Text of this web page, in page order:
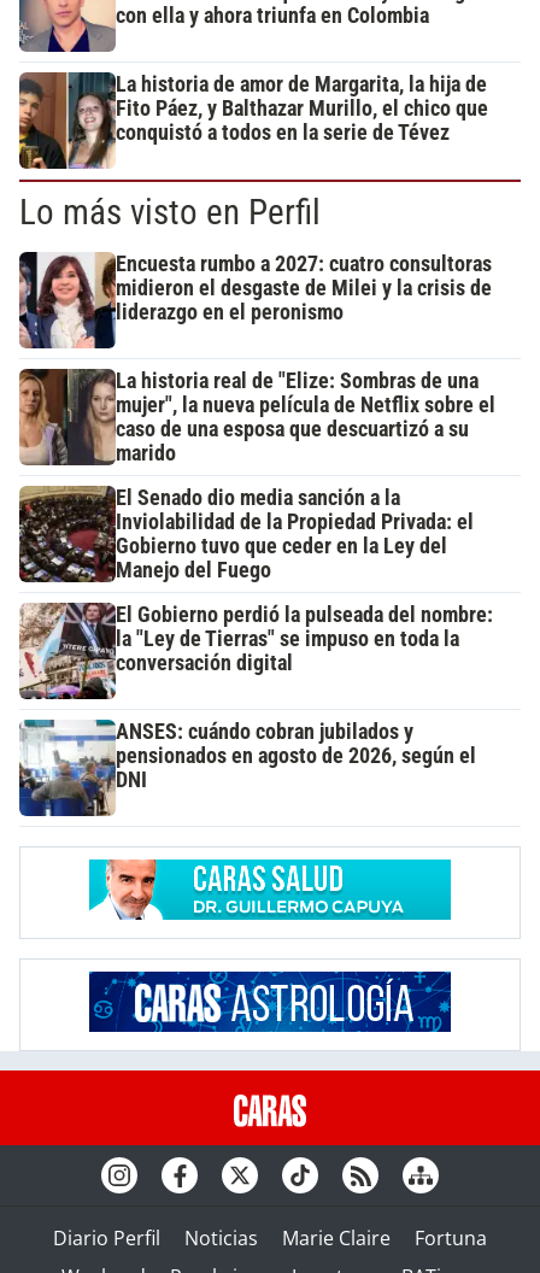
con ella y ahora triunfa en Colombia
La historia de amor de Margarita, la hija de
Fito Páez, y Balthazar Murillo, el chico que
conquistó a todos en la serie de Tévez
Lo más visto en Perfil
Encuesta rumbo a 2027: cuatro consultoras
midieron el desgaste de Milei y la crisis de
liderazgo en el peronismo
La historia real de "Elize: Sombras de una
mujer", la nueva película de Netflix sobre el
caso de una esposa que descuartizó a su
marido
El Senado dio media sanción a la
Inviolabilidad de la Propiedad Privada: el
Gobierno tuvo que ceder en la Ley del
Manejo del Fuego
El Gobierno perdió la pulseada del nombre:
la "Ley de Tierras" se impuso en toda la
conversación digital
ANSES: cuándo cobran jubilados y
pensionados en agosto de 2026, según el
DNI
Diario Perfil Noticias Marie Claire
Fortuna